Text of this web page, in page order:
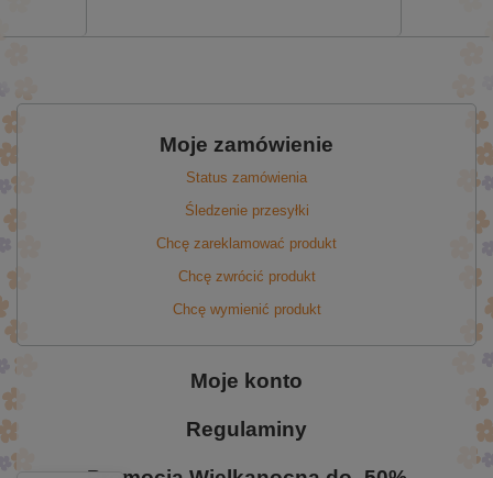
Moje zamówienie
Status zamówienia
Śledzenie przesyłki
Chcę zareklamować produkt
Chcę zwrócić produkt
Chcę wymienić produkt
Moje konto
Regulaminy